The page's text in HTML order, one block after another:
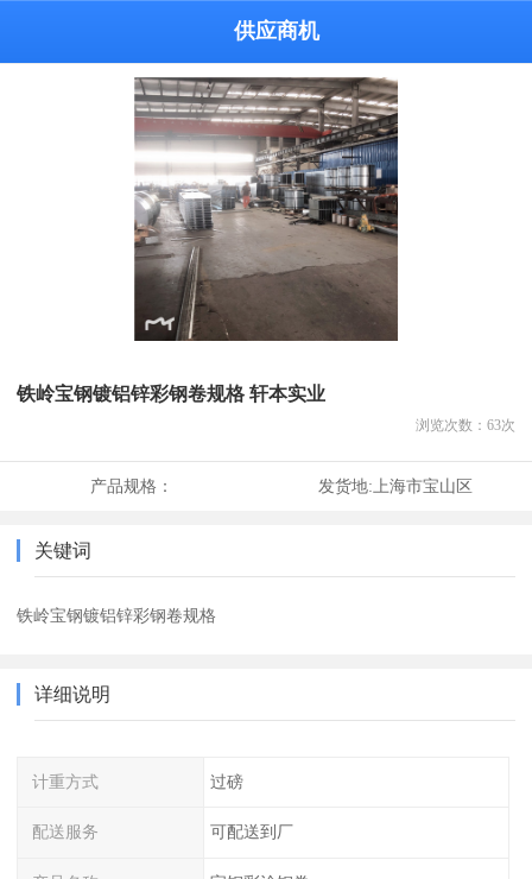
供应商机
铁岭宝钢镀铝锌彩钢卷规格 轩本实业
浏览次数： 63次
产品规格： 发货地:上海市宝山区
关键词
铁岭宝钢镀铝锌彩钢卷规格
详细说明
计重方式 过磅
配送服务 可配送到厂